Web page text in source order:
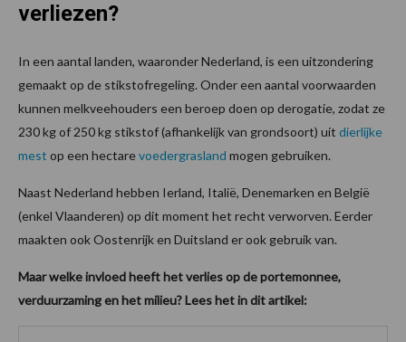
verliezen?
In een aantal landen, waaronder Nederland, is een uitzondering
gemaakt op de stikstofregeling. Onder een aantal voorwaarden
kunnen melkveehouders een beroep doen op derogatie, zodat ze
230 kg of 250 kg stikstof (afhankelijk van grondsoort) uit dierlijke
mest op een hectarevoedergrasland mogen gebruiken.
Naast Nederland hebben Ierland, Italië, Denemarken en België
(enkel Vlaanderen) op dit moment het recht verworven. Eerder
maakten ook Oostenrijk en Duitsland er ook gebruik van.
Maar welke invloed heeft het verlies op de portemonnee,
verduurzaming en het milieu? Lees het in dit artikel: